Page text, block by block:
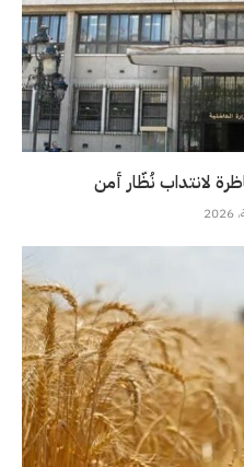
لانتداب نُظّار أمن